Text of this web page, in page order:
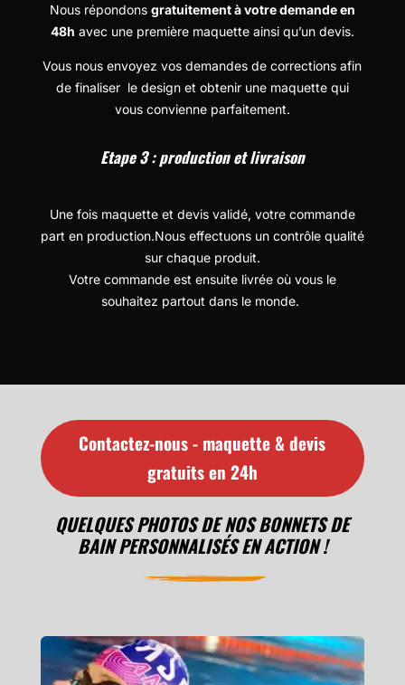
Nous répondons gratuitement à votre demande en
48h avec une première maquette ainsi qu’un devis.
Vous nous envoyez vos demandes de corrections afin
de finaliser le design et obtenir une maquette qui
vous convienne parfaitement.
Etape 3 : production et livraison
Une fois maquette et devis validé, votre commande
part en production.Nous effectuons un contrôle qualité
sur chaque produit.
Votre commande est ensuite livrée où vous le
souhaitez partout dans le monde.
Contactez-nous - maquette & devis
gratuits en 24h
QUELQUES PHOTOS DE NOS BONNETS DE
BAIN PERSONNALISÉS EN ACTION !